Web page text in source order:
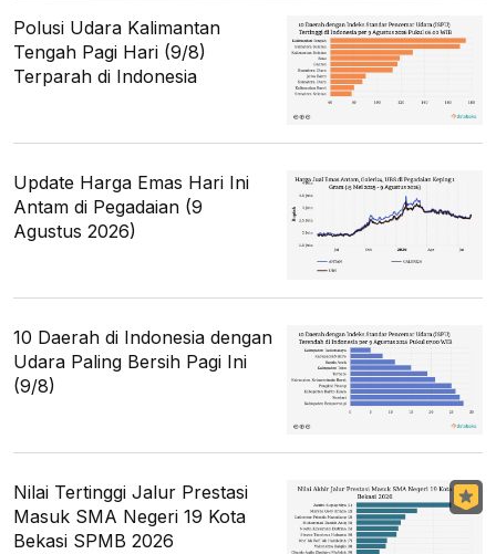
Polusi Udara Kalimantan
Tengah Pagi Hari (9/8)
Terparah di Indonesia
Update Harga Emas Hari Ini
Antam di Pegadaian (9
Agustus 2026)
10 Daerah di Indonesia dengan
Udara Paling Bersih Pagi Ini
(9/8)
Nilai Tertinggi Jalur Prestasi
Masuk SMA Negeri 19 Kota
Bekasi SPMB 2026